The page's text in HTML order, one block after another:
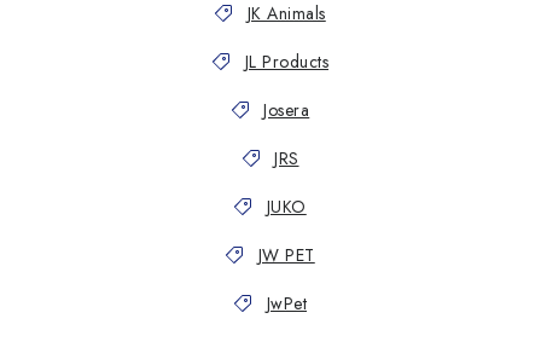
JK Animals
JL Products
Josera
JRS
JUKO
JW PET
JwPet